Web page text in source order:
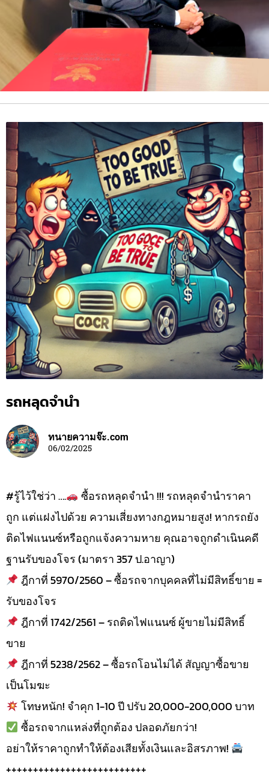
รถหลุดจำนำ
ทนายความจ๊ะ.com
06/02/2025
#รู้ไว้ใช่ว่า ….
ซื้อรถหลุดจำนำ !!! รถหลุดจำนำราคา
ถูก แต่แฝงไปด้วย ความเสี่ยงทางกฎหมายสูง! หากรถยัง
ติดไฟแนนซ์หรือถูกแจ้งความหาย คุณอาจถูกดำเนินคดี
ฐานรับของโจร (มาตรา 357 ป.อาญา)
ฎีกาที่ 5970/2560 – ซื้อรถจากบุคคลที่ไม่มีสิทธิ์ขาย =
รับของโจร
ฎีกาที่ 1742/2561 – รถติดไฟแนนซ์ ผู้ขายไม่มีสิทธิ์
ขาย
ฎีกาที่ 5238/2562 – ซื้อรถโอนไม่ได้ สัญญาซื้อขาย
เป็นโมฆะ
โทษหนัก! จำคุก 1-10 ปี ปรับ 20,000-200,000 บาท
ซื้อรถจากแหล่งที่ถูกต้อง ปลอดภัยกว่า!
อย่าให้ราคาถูกทำให้ต้องเสียทั้งเงินและอิสรภาพ!
++++++++++++++++++++++++++